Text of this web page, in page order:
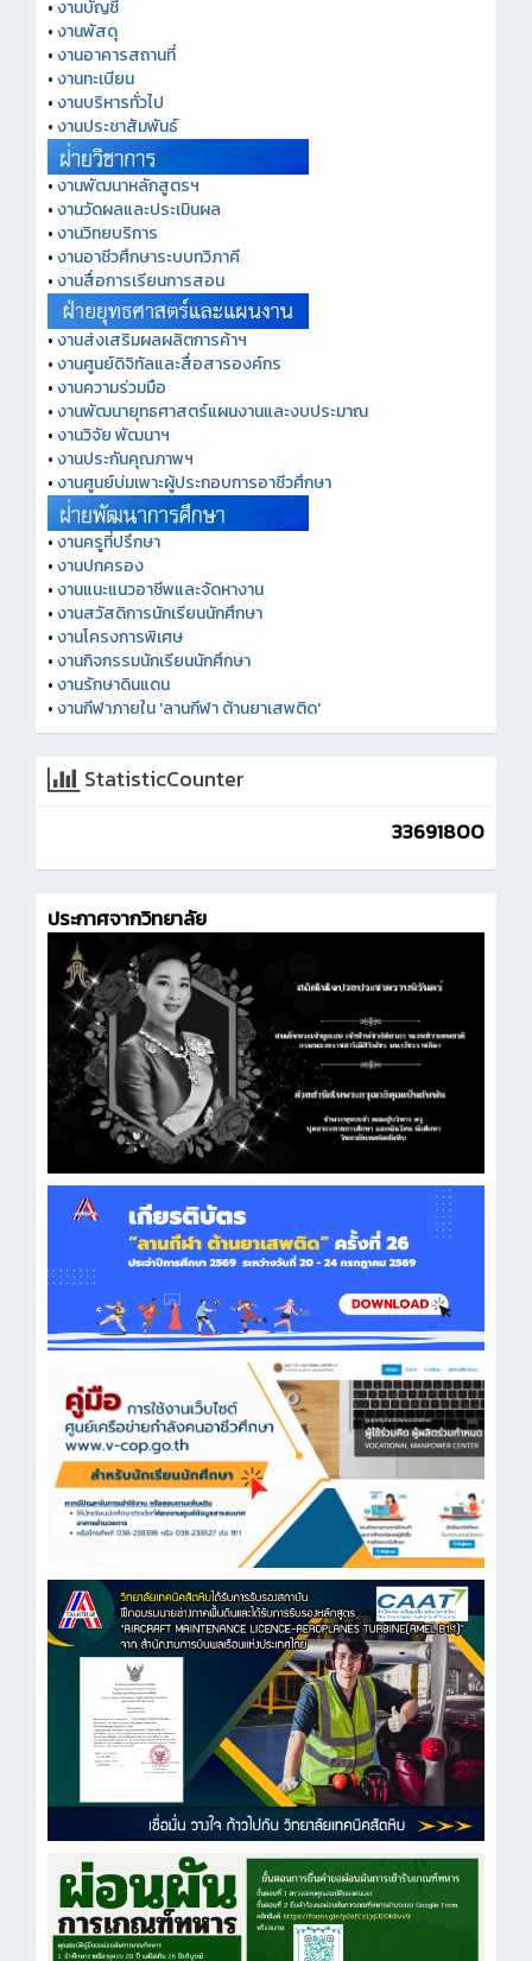
•งานบัญชี
•งานพัสดุ
•งานอาคารสถานที่
•งานทะเบียน
•งานบริหารทั่วไป
•งานประชาสัมพันธ์
•งานพัฒนาหลักสูตรฯ
•งานวัดผลและประเมินผล
•งานวิทยบริการ
•งานอาชีวศึกษาระบบทวิภาคี
•งานสื่อการเรียนการสอน
•งานส่งเสริมผลผลิตการค้าฯ
•งานศูนย์ดิจิทัลและสื่อสารองค์กร
•งานความร่วมมือ
•งานพัฒนายุทธศาสตร์แผนงานและงบประมาณ
•งานวิจัย พัฒนาฯ
•งานประกันคุณภาพฯ
•งานศูนย์บ่มเพาะผู้ประกอบการอาชีวศึกษา
•งานครูที่ปรึกษา
•งานปกครอง
•งานแนะแนวอาชีพและจัดหางาน
•งานสวัสดิการนักเรียนนักศึกษา
•งานโครงการพิเศษ
•งานกิจกรรมนักเรียนนักศึกษา
•งานรักษาดินแดน
•งานกีฬาภายใน 'ลานกีฬา ต้านยาเสพติด'
StatisticCounter
33691800
ประกาศจากวิทยาลัย